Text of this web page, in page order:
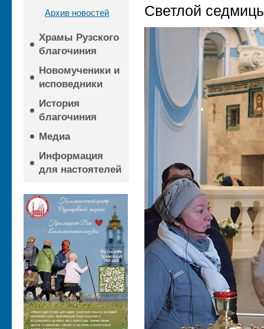
Архив новостей
Храмы Рузского
благочиния
Новомученики и
исповедники
История
благочиния
Медиа
Информация
для настоятелей
Светлой